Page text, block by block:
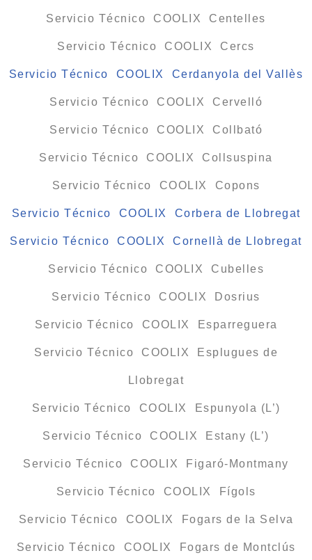
Servicio Técnico COOLIX Centelles
Servicio Técnico COOLIX Cercs
Servicio Técnico COOLIX Cerdanyola del Vallès
Servicio Técnico COOLIX Cervelló
Servicio Técnico COOLIX Collbató
Servicio Técnico COOLIX Collsuspina
Servicio Técnico COOLIX Copons
Servicio Técnico COOLIX Corbera de Llobregat
Servicio Técnico COOLIX Cornellà de Llobregat
Servicio Técnico COOLIX Cubelles
Servicio Técnico COOLIX Dosrius
Servicio Técnico COOLIX Esparreguera
Servicio Técnico COOLIX Esplugues de
Llobregat
Servicio Técnico COOLIX Espunyola (L’)
Servicio Técnico COOLIX Estany (L’)
Servicio Técnico COOLIX Figaró-Montmany
Servicio Técnico COOLIX Fígols
Servicio Técnico COOLIX Fogars de la Selva
Servicio Técnico COOLIX Fogars de Montclús